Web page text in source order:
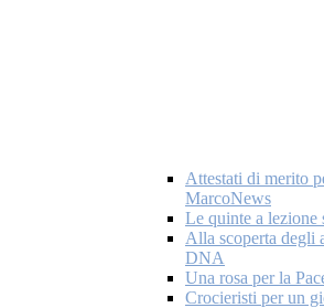
Attestati di merito
MarcoNews
Le quinte a lezione
Alla scoperta degli
DNA
Una rosa per la
Crocieristi per un